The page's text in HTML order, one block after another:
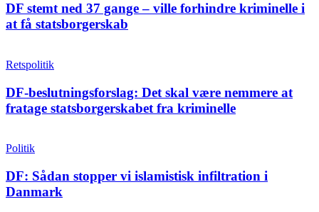
DF stemt ned 37 gange – ville forhindre kriminelle i
at få statsborgerskab
Retspolitik
DF-beslutningsforslag: Det skal være nemmere at
fratage statsborgerskabet fra kriminelle
Politik
DF: Sådan stopper vi islamistisk infiltration i
Danmark